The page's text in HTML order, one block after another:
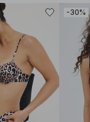
-30%